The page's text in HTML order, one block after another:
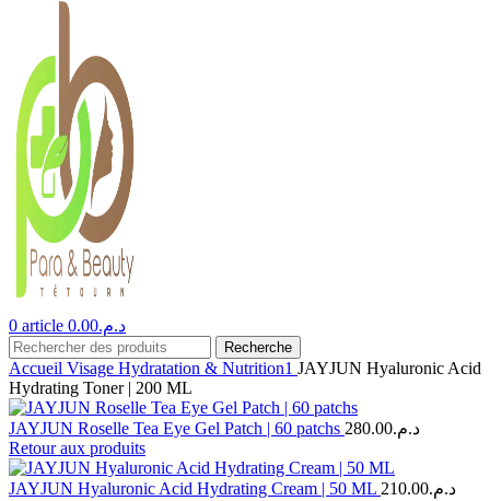
0 article د.م.0.00
Recherche
Accueil Visage Hydratation & Nutrition1 JAYJUN Hyaluronic Acid
Hydrating Toner | 200 ML
JAYJUN Roselle Tea Eye Gel Patch | 60 patchs د.م.280.00
Retour aux produits
JAYJUN Hyaluronic Acid Hydrating Cream | 50 ML د.م.210.00